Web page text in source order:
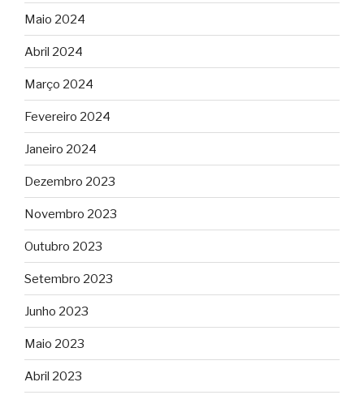
Maio 2024
Abril 2024
Março 2024
Fevereiro 2024
Janeiro 2024
Dezembro 2023
Novembro 2023
Outubro 2023
Setembro 2023
Junho 2023
Maio 2023
Abril 2023